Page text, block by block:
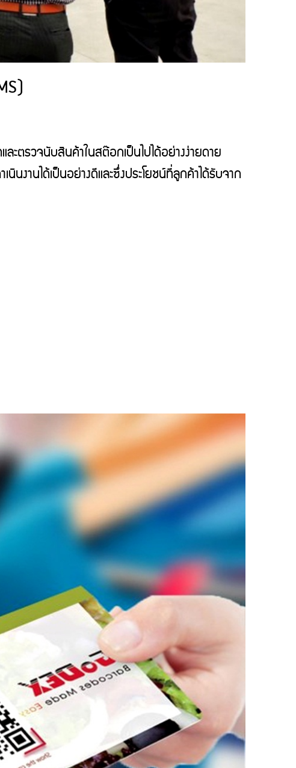
ะตรวจนับสินค้าในสต๊อกเป็นไปได้อย่างง่ายดาย
นงานได้เป็นอย่างดีและซึ่งประโยชน์ที่ลูกค้าได้รับจาก